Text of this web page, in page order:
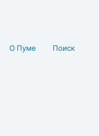
О Пуме Поиск